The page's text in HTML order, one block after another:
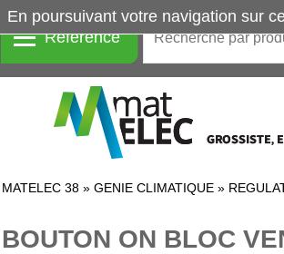
Référence
MATELEC 38 » GENIE CLIMATIQUE »
BOUTON ON BLOC
En poursuivant votre navigation sur